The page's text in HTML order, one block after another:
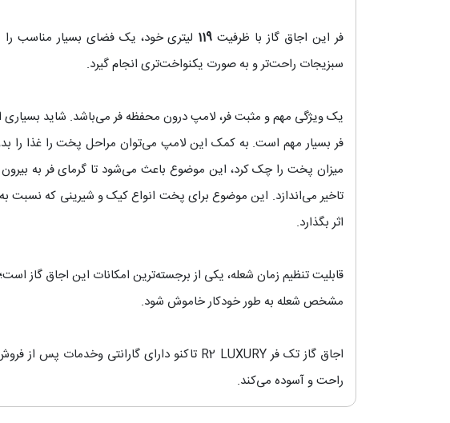
فر این اجاق گاز با ظرفیت 119 لیتری خود، یک فضای بسیار مناسب
سبزیجات راحت‌تر و به صورت یکنواخت‌تری انجام گیرد.
یک ویژگی مهم و مثبت فر، لامپ درون محفظه فر می‌باشد. شاید بسیاری
فر بسیار مهم است. به کمک این لامپ می‌توان مراحل پخت را غذا را
میزان پخت را چک کرد، این موضوع باعث می‌شود تا گرمای فر به
تاخیر می‌اندازد. این موضوع برای پخت انواع کیک و شیرینی که نسبت
اثر بگذارد.
قابلیت تنظیم زمان شعله، یکی از برجسته‌ترین امکانات این اجاق گاز
مشخص شعله به طور خودکار خاموش شود.
اجاق گاز تک فر R2 LUXURY تاکنو دارای گارانتی وخدمات پس از فروش معتبر تاکنو گاز است. گارانتی ۱۸ ماهه تاکنو، خیال هر شخص را از بابت
راحت و آسوده می‌کند.